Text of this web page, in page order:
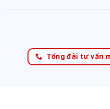
Tổng đài tư vấn